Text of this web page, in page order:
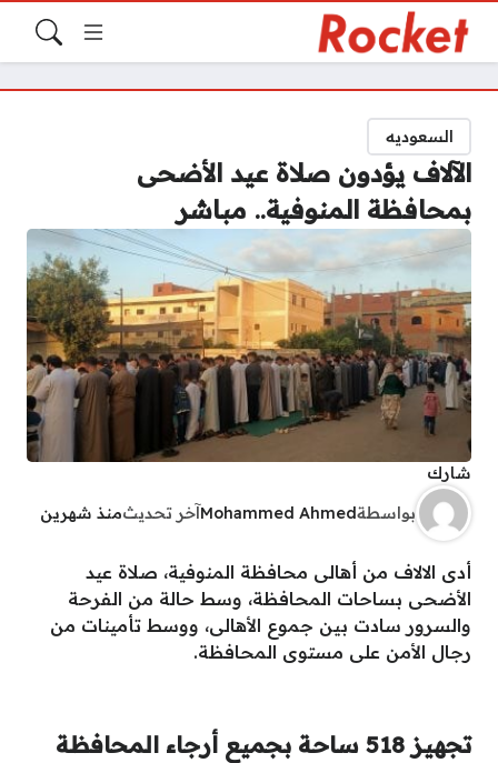
السعوديه
الآلاف يؤدون صلاة عيد الأضحى
بمحافظة المنوفية.. مباشر
شارك
بواسطةMohammed Ahmedآخر تحديثمنذ شهرين
أدى الالاف من أهالى محافظة المنوفية، صلاة عيد
الأضحى بساحات المحافظة، وسط حالة من الفرحة
والسرور سادت بين جموع الأهالى، ووسط تأمينات من
رجال الأمن على مستوى المحافظة.
تجهيز 518 ساحة بجميع أرجاء المحافظة